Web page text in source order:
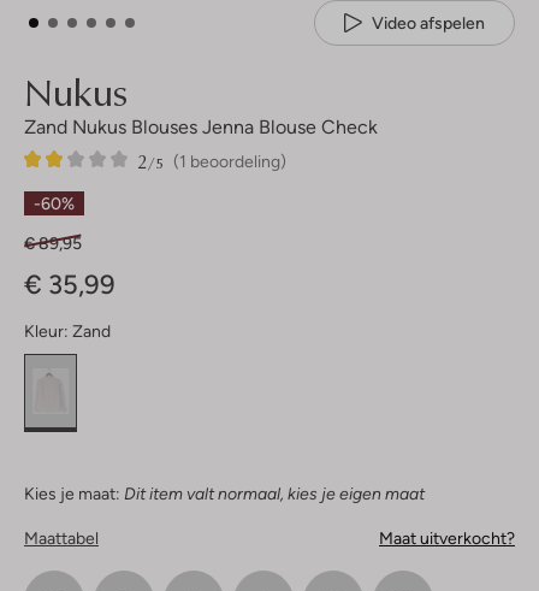
Video afspelen
Nukus
Zand Nukus Blouses Jenna Blouse Check
(1 beoordeling)
2/5
1
2
Sterren
-60%
€ 89,95
€ 35,99
Kleur: Zand
Kies je maat: Dit item valt normaal, kies je eigen maat
Maattabel Maat uitverkocht?